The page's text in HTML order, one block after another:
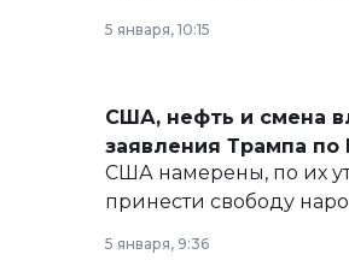
армии, экономики и
5 января, 10:15
США, нефть и смена
заявления Трампа по
США намерены, по их
принести свободу
5 января, 9:36